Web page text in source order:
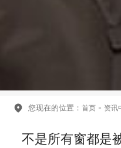
您现在的位置：首页 - 资讯
不是所有窗都是